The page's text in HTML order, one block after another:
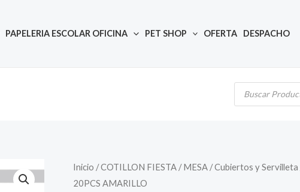
PAPELERIA ESCOLAR OFICINA PET SHOP OFERTA DESPACHO
Búsqueda
Inicio /COTILLON FIESTA /MESA /Cubiertos y Servilleta
20PCS AMARILLO
Quantity